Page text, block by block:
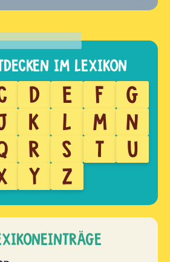
D E F
G
K L M
N
R S T
U
Y Z